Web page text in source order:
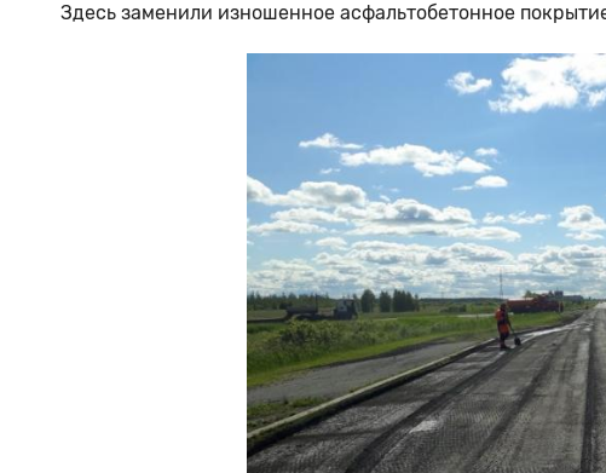
Здесь заменили изношенное асфальтобетонное